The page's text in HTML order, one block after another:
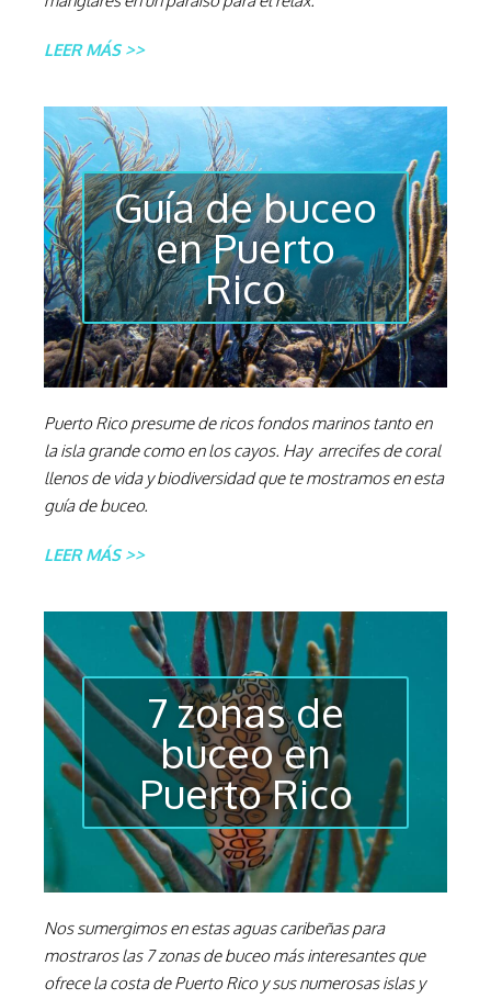
LEER MÁS >>
Guía de buceo
en Puerto
Rico
Puerto Rico presume de ricos fondos marinos tanto en
la isla grande como en los cayos. Hay arrecifes de coral
llenos de vida y biodiversidad que te mostramos en esta
guía de buceo.
LEER MÁS >>
7 zonas de
buceo en
Puerto Rico
Nos sumergimos en estas aguas caribeñas para
mostraros las 7 zonas de buceo más interesantes que
ofrece la costa de Puerto Rico y sus numerosas islas y